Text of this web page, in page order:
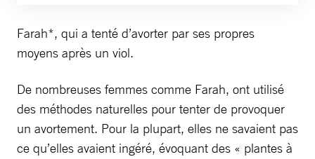
Farah*, qui a tenté d’avorter par ses propres
moyens après un viol.
De nombreuses femmes comme Farah, ont utilisé
des méthodes naturelles pour tenter de provoquer
un avortement. Pour la plupart, elles ne savaient pas
ce qu’elles avaient ingéré, évoquant des « plantes à